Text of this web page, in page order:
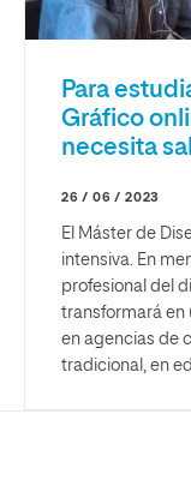
Para
Gráfico
necesita
26 / 06 / 2023
El Máster de
intensiva. En
profesional del
transformará en
en agencias de
tradicional, en